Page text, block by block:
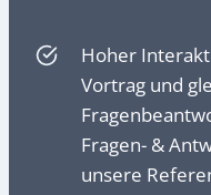
Hoher
Vortrag und
Fragen- &
unsere